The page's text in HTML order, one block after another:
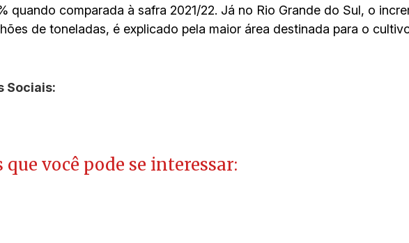
quando comparada à safra 2021/22. Já no Rio Grande do Sul, o
de toneladas, é explicado pela maior área destinada para o
Sociais:
você pode se interessar: